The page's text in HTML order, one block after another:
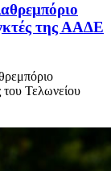
της ΑΑΔΕ
του Τελωνείου